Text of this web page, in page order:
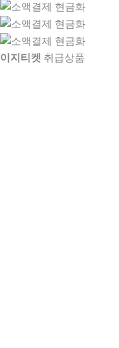
이지티켓 취급상품